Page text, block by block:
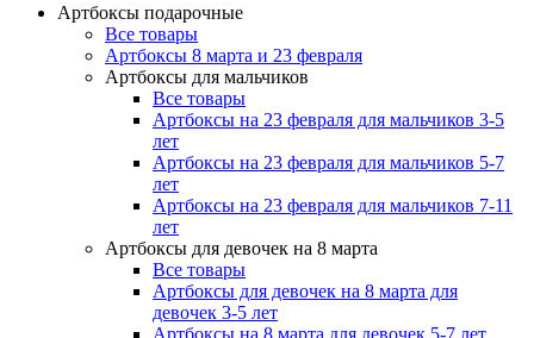
Артбоксы подарочные
Все товары
Артбоксы 8 марта и 23 февраля
Артбоксы для мальчиков
Все товары
Артбоксы на 23 февраля для мальчиков 3-5
лет
Артбоксы на 23 февраля для мальчиков 5-7
лет
Артбоксы на 23 февраля для мальчиков 7-11
лет
Артбоксы для девочек на 8 марта
Все товары
Артбоксы для девочек на 8 марта для
девочек 3-5 лет
Артбоксы на 8 марта для девочек 5-7 лет